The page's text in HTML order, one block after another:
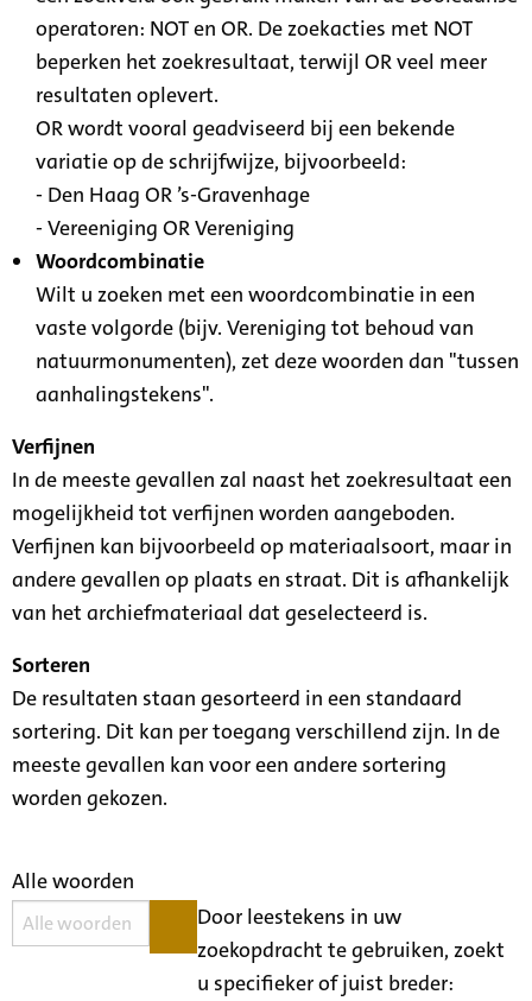
operatoren: NOT en OR. De zoekacties met NOT
beperken het zoekresultaat, terwijl OR veel meer
resultaten oplevert.
OR wordt vooral geadviseerd bij een bekende
variatie op de schrijfwijze, bijvoorbeeld:
- Den Haag OR ’s-Gravenhage
- Vereeniging OR Vereniging
Woordcombinatie
Wilt u zoeken met een woordcombinatie in een
vaste volgorde (bijv. Vereniging tot behoud van
natuurmonumenten), zet deze woorden dan "tussen
aanhalingstekens".
Verfijnen
In de meeste gevallen zal naast het zoekresultaat een
mogelijkheid tot verfijnen worden aangeboden.
Verfijnen kan bijvoorbeeld op materiaalsoort, maar in
andere gevallen op plaats en straat. Dit is afhankelijk
van het archiefmateriaal dat geselecteerd is.
Sorteren
De resultaten staan gesorteerd in een standaard
sortering. Dit kan per toegang verschillend zijn. In de
meeste gevallen kan voor een andere sortering
worden gekozen.
Alle woorden
Door leestekens in uw
zoekopdracht te gebruiken, zoekt
u specifieker of juist breder: